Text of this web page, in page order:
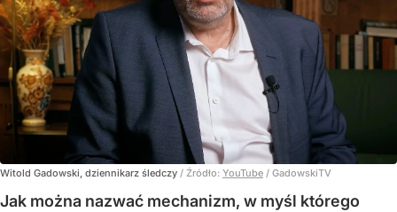
Witold Gadowski, dziennikarz śledczy / Źródło: YouTube / GadowskiTV
Jak można nazwać mechanizm, w myśl którego